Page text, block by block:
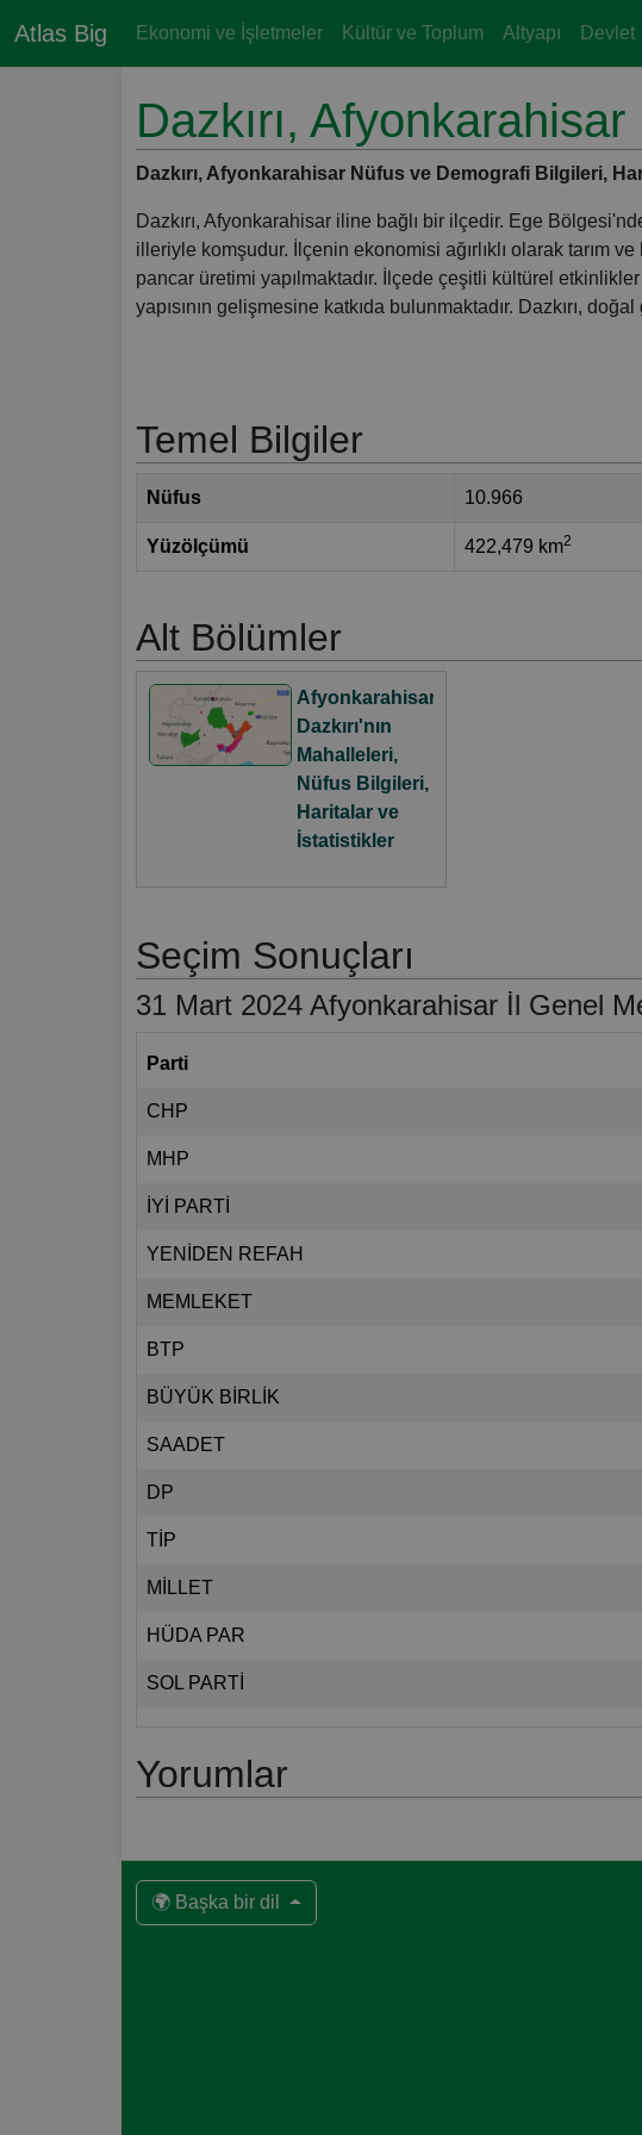
Atlas Big Ekonomi ve İşletmeler Kültür ve Toplum Altyapı Devlet
Dazkırı, Afyonkarahisar
Dazkırı, Afyonkarahisar Nüfus ve Demografi Bilgileri,
Dazkırı, Afyonkarahisar iline bağlı bir ilçedir. Ege
illeriyle komşudur. İlçenin ekonomisi ağırlıklı olarak tarım
pancar üretimi yapılmaktadır. İlçede çeşitli kültürel
yapısının gelişmesine katkıda bulunmaktadır. Dazkırı,
Temel Bilgiler
Nüfus 10.966
Yüzölçümü 422,479 km2
Alt Bölümler
Afyonkarahisar
Dazkırı'nın
Mahalleleri,
Nüfus Bilgileri,
Haritalar ve
İstatistikler
Seçim Sonuçları
31 Mart 2024 Afyonkarahisar İl Genel
Parti
CHP
MHP
İYİ PARTİ
YENİDEN REFAH
MEMLEKET
BTP
BÜYÜK BİRLİK
SAADET
DP
TİP
MİLLET
HÜDA PAR
SOL PARTİ
Yorumlar
🌍 Başka bir dil